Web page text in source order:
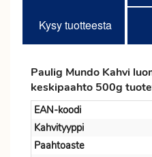
Kysy tuotteesta
Paulig Mundo Kahvi
keskipaahto 500g
EAN-koodi
Kahvityyppi
Paahtoaste